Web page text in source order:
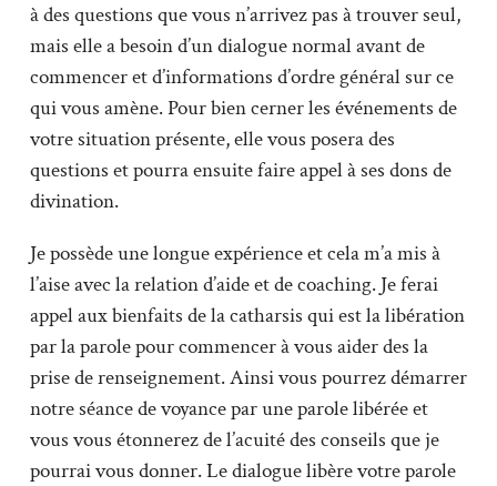
à des questions que vous n’arrivez pas à trouver seul,
mais elle a besoin d’un dialogue normal avant de
commencer et d’informations d’ordre général sur ce
qui vous amène. Pour bien cerner les événements de
votre situation présente, elle vous posera des
questions et pourra ensuite faire appel à ses dons de
divination.
Je possède une longue expérience et cela m’a mis à
l’aise avec la relation d’aide et de coaching. Je ferai
appel aux bienfaits de la catharsis qui est la libération
par la parole pour commencer à vous aider des la
prise de renseignement. Ainsi vous pourrez démarrer
notre séance de voyance par une parole libérée et
vous vous étonnerez de l’acuité des conseils que je
pourrai vous donner. Le dialogue libère votre parole